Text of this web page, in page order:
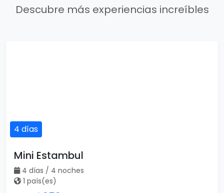
Descubre más experiencias increíbles
4 días
Mini Estambul
4 días / 4 noches
1 país(es)